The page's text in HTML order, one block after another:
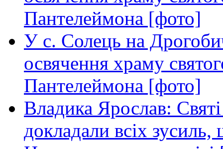
Пантелеймона [фото]
У с. Солець на
освячення храму
Пантелеймона [фото]
Владика Ярослав:
докладали всіх